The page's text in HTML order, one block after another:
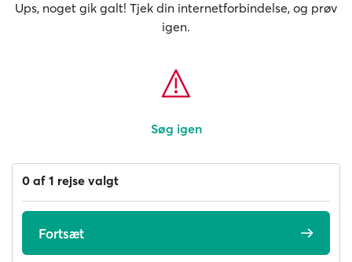
Ups, noget gik galt! Tjek din internetforbindelse, og prøv
igen.
Søg igen
0 af 1 rejse valgt
Fortsæt